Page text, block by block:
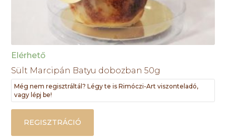
Elérhető
Sült Marcipán Batyu dobozban 50g
Még nem regisztráltál? Légy te is Rimóczi-Art viszonteladó,
vagy lépj be!
REGISZTRÁCIÓ